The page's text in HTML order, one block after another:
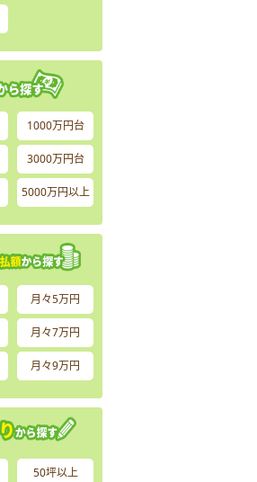
1000万円台
3000万円台
5000万円以上
月々5万円
月々7万円
月々9万円
50坪以上